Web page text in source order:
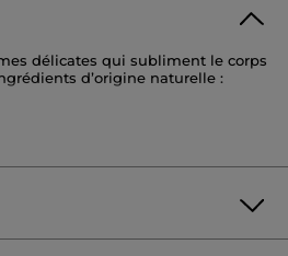
délicates qui subliment le corps
d’origine naturelle :
& Cheveux Noix De Coco: A 95%
délicatement corps et
& Cheveux Vanille Bourbon: A
parfume délicatement corps et